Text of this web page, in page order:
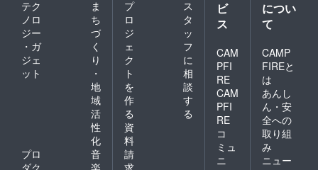
テク
ノロ
ジー
・ガ
ジェ
ット
ま
ち
づ
く
り
・
地
域
活
性
化
プロ
ダク
音
楽
プ
ロ
ジ
ェ
ク
ト
を
作
る
ス
タ
ッ
フ
に
相
談
す
る
資
料
請
求
ビ
ス
CAM
PFI
RE
CAM
PFI
RE
コ
ミュ
ニ
につい
て
CAMP
FIREと
は
あんし
ん・安
全への
取り組
み
ニュー